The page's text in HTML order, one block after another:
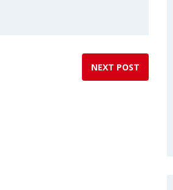
NEXT POST